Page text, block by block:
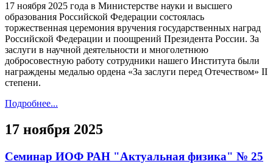
17 ноября 2025 года в Министерстве науки и высшего
образования Российской Федерации состоялась
торжественная церемония вручения государственных наград
Российской Федерации и поощрений Президента России. За
заслуги в научной деятельности и многолетнюю
добросовестную работу сотрудники нашего Института были
награждены медалью ордена «За заслуги перед Отечеством» II
степени.
Подробнее...
17 ноября 2025
Семинар ИОФ РАН "Актуальная физика" № 25